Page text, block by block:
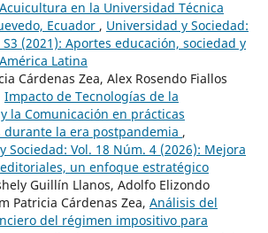
en la Universidad Técnica
Ecuador , Universidad y Sociedad:
(2021): Aportes educación, sociedad y
Latina
Cárdenas Zea, Alex Rosendo Fiallos
Impacto de Tecnologías de la
la Comunicación en prácticas
durante la era postpandemia ,
Sociedad: Vol. 18 Núm. 4 (2026): Mejora
un enfoque estratégico
Guillín Llanos, Adolfo Elizondo
Patricia Cárdenas Zea, Análisis del
del régimen impositivo para